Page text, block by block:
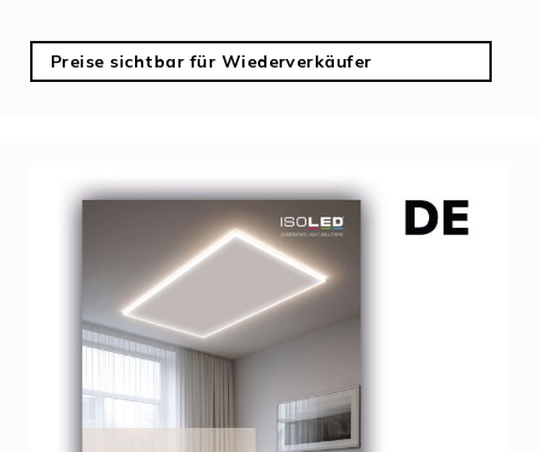
Preise sichtbar für Wiederverkäufer